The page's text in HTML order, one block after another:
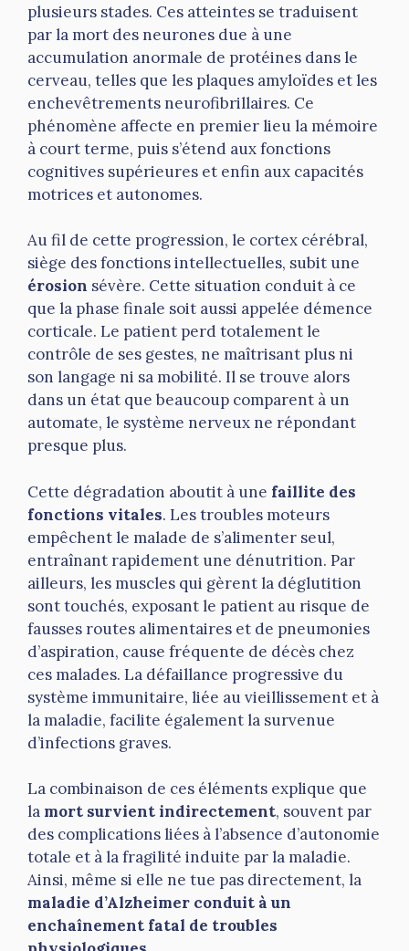
plusieurs stades. Ces atteintes se traduisent
par la mort des neurones due à une
accumulation anormale de protéines dans le
cerveau, telles que les plaques amyloïdes et les
enchevêtrements neurofibrillaires. Ce
phénomène affecte en premier lieu la mémoire
à court terme, puis s’étend aux fonctions
cognitives supérieures et enfin aux capacités
motrices et autonomes.
Au fil de cette progression, le cortex cérébral,
siège des fonctions intellectuelles, subit une
érosion sévère. Cette situation conduit à ce
que la phase finale soit aussi appelée démence
corticale. Le patient perd totalement le
contrôle de ses gestes, ne maîtrisant plus ni
son langage ni sa mobilité. Il se trouve alors
dans un état que beaucoup comparent à un
automate, le système nerveux ne répondant
presque plus.
Cette dégradation aboutit à une faillite des
fonctions vitales. Les troubles moteurs
empêchent le malade de s’alimenter seul,
entraînant rapidement une dénutrition. Par
ailleurs, les muscles qui gèrent la déglutition
sont touchés, exposant le patient au risque de
fausses routes alimentaires et de pneumonies
d’aspiration, cause fréquente de décès chez
ces malades. La défaillance progressive du
système immunitaire, liée au vieillissement et à
la maladie, facilite également la survenue
d’infections graves.
La combinaison de ces éléments explique que
la mort survient indirectement, souvent par
des complications liées à l’absence d’autonomie
totale et à la fragilité induite par la maladie.
Ainsi, même si elle ne tue pas directement, la
maladie d’Alzheimer conduit à un
enchaînement fatal de troubles